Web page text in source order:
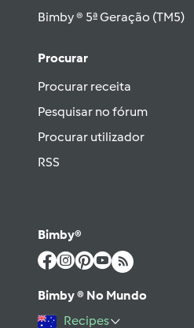
Bimby ® 5ª Geração (TM5)
Procurar
Procurar receita
Pesquisar no fórum
Procurar utilizador
RSS
Bimby®
Bimby ® No Mundo
Recipes